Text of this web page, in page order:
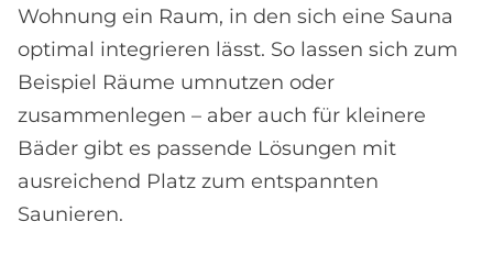
Wohnung ein Raum, in den sich eine Sauna
optimal integrieren lässt. So lassen sich zum
Beispiel Räume umnutzen oder
zusammenlegen – aber auch für kleinere
Bäder gibt es passende Lösungen mit
ausreichend Platz zum entspannten
Saunieren.